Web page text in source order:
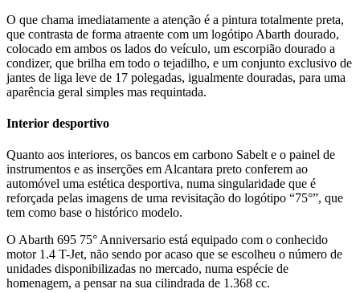
O que chama imediatamente a atenção é a pintura totalmente preta,
que contrasta de forma atraente com um logótipo Abarth dourado,
colocado em ambos os lados do veículo, um escorpião dourado a
condizer, que brilha em todo o tejadilho, e um conjunto exclusivo de
jantes de liga leve de 17 polegadas, igualmente douradas, para uma
aparência geral simples mas requintada.
Interior desportivo
Quanto aos interiores, os bancos em carbono Sabelt e o painel de
instrumentos e as inserções em Alcantara preto conferem ao
automóvel uma estética desportiva, numa singularidade que é
reforçada pelas imagens de uma revisitação do logótipo “75°”, que
tem como base o histórico modelo.
O Abarth 695 75° Anniversario está equipado com o conhecido
motor 1.4 T-Jet, não sendo por acaso que se escolheu o número de
unidades disponibilizadas no mercado, numa espécie de
homenagem, a pensar na sua cilindrada de 1.368 cc.